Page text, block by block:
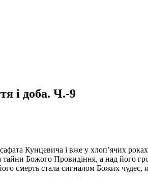
і доба. Ч.-9
Кунцевича і вже у хлоп’ячих
Божого Провидіння, а над його
смерть стала сигналом Божих